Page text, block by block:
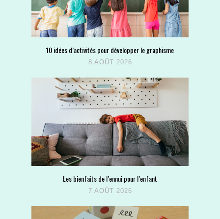
10 idées d’activités pour développer le graphisme
8 AOÛT 2026
Les bienfaits de l’ennui pour l’enfant
7 AOÛT 2026